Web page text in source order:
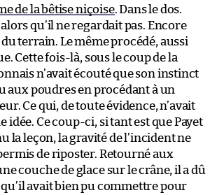
de la bêtise niçoise. Dans le dos.
qu’il ne regardait pas. Encore
terrain. Le même procédé, aussi
Cette fois-là, sous le coup de la
n’avait écouté que son instinct
aux poudres en procédant à un
Ce qui, de toute évidence, n’avait
idée. Ce coup-ci, si tant est que Payet
la leçon, la gravité de l’incident ne
de riposter. Retourné aux
couche de glace sur le crâne, il a dû
qu’il avait bien pu commettre pour